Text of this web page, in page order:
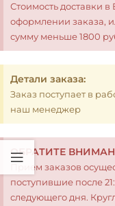
Стоимость доставки
оформлении заказа,
сумму меньше 1800
Детали заказа:
Заказ поступает в
наш менеджер
ОБРАТИТЕ
Прием заказов
поступившие после
следующего дня.